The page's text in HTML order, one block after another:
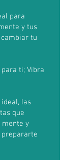
para
y tus
tu
ti; Vibra
las
que
mente y